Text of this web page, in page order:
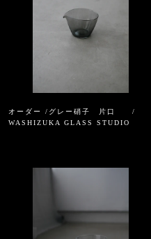
オーダー /グレー硝子 片口 /
WASHIZUKA GLASS STUDIO